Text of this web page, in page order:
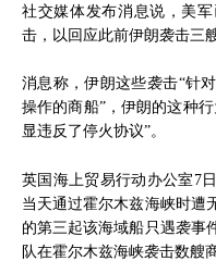
社交媒体发布消息说，美
击，以回应此前伊朗袭击三
消息称，伊朗这些袭击“针
操作的商船”，伊朗的这种
显违反了停火协议”。
英国海上贸易行动办公室7
当天通过霍尔木兹海峡时遭
的第三起该海域船只遇袭事
队在霍尔木兹海峡袭击数艘